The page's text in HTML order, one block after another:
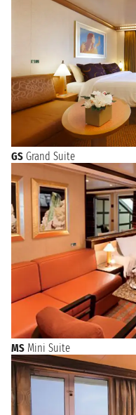
GS Grand Suite
MS Mini Suite